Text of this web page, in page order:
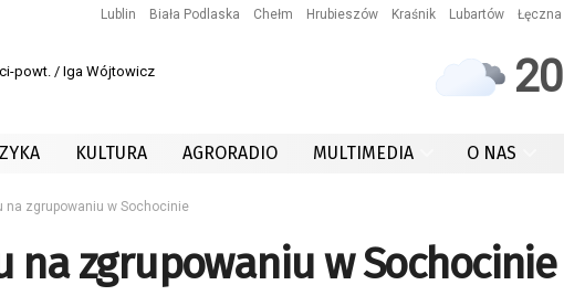
Lublin Biała Podlaska Chełm Hrubieszów Kraśnik Lubartów Łęczna
powt. / Iga Wójtowicz 20
KULTURA AGRORADIO MULTIMEDIA O NAS
na zgrupowaniu w Sochocinie
na zgrupowaniu w Sochocinie